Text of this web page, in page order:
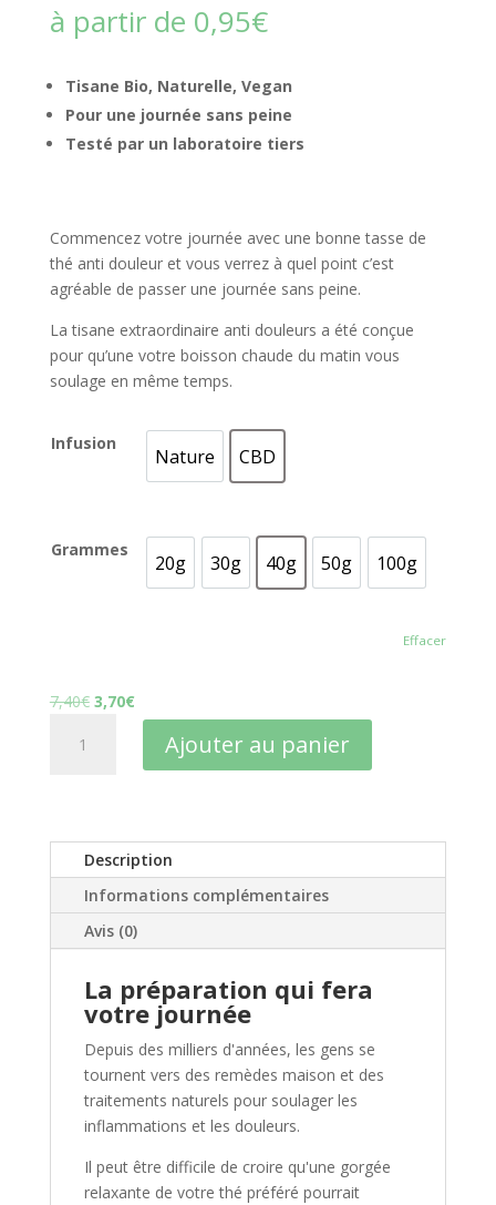
à partir de 0,95€
Tisane Bio, Naturelle, Vegan
Pour une journée sans peine
Testé par un laboratoire tiers
Commencez votre journée avec une bonne tasse de
thé anti douleur et vous verrez à quel point c’est
agréable de passer une journée sans peine.
La tisane extraordinaire anti douleurs a été conçue
pour qu’une votre boisson chaude du matin vous
soulage en même temps.
Infusion
Nature
Nature CBD
CBD
Grammes
20g
20g 30g
30g 40g
40g 50g
50g 100g
100g
Effacer
7,40€ Le
3,70€Le
prix
actuel
est :
douleurs
(Vente
Privée
-50%)
Ajouter au panier
Description
Informations complémentaires
Avis (0)
La préparation qui fera
votre journée
Depuis des milliers d'années, les gens se
tournent vers des remèdes maison et des
traitements naturels pour soulager les
inflammations et les douleurs.
Il peut être difficile de croire qu'une gorgée
relaxante de votre thé préféré pourrait